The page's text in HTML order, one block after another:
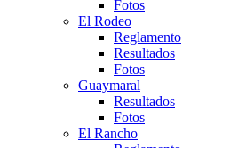
Fotos
El Rodeo
Reglamento
Resultados
Fotos
Guaymaral
Resultados
Fotos
El Rancho